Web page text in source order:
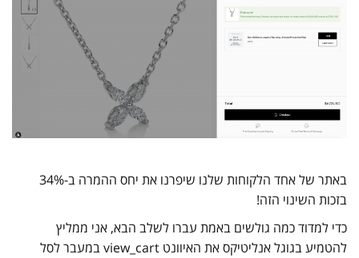
באתר של אחד הלקוחות שלנו שיפרנו את יחס ההמרה ב-34%
בזכות השינוי הזה!
כדי למדוד כמה גולשים באמת עברו לשלב הבא, אני ממליץ
להטמיע בגוגל אנליטיקס את האיוונט view_cart במעבר לסל